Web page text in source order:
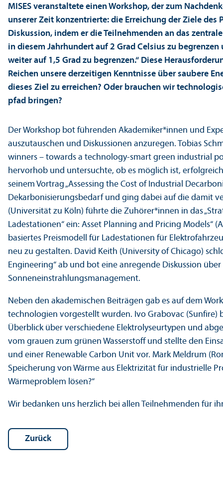
MISES veranstaltete einen Workshop, der zum
unserer Zeit konzentrierte: die Erreichung der Ziele
Diskussion, indem er die Teilnehmenden an das
in diesem Jahrhundert auf 2 Grad Celsius zu
weiter auf 1,5 Grad zu begrenzen.“ Diese
Reichen unsere derzeitigen Kenntnisse über saubere
dieses Ziel zu erreichen? Oder brauchen wir
pfad bringen?
Der Workshop bot führenden Akademiker*innen und
auszutauschen und Diskussionen anzuregen. Tobias
winners – towards a technology-smart green industrial
hervorhob und unter­suchte, ob es möglich ist,
seinem Vortrag „Assessing the Cost of Industrial
Dekarbonisierungs­bedarf und ging dabei auf die damit
(Universität zu Köln) führte die Zuhörer*innen in das
Ladestationen“ ein: Asset Planning and Pricing
basiertes Preis­modell für Ladestationen für
neu zu gestalten. David Keith (University of Chicago)
Engineering“ ab und bot eine anregende Diskussion
Sonneneinstrahlungs­management.
Neben den akademischen Beiträgen gab es auf dem
technologien vorgestellt wurden. Ivo Grabovac (Sunfire)
Über­blick über verschiedene Elektrolyseurtypen und
vom grauen zum grünen Wasserstoff und stellte den
und einer Renewable Carbon Unit vor. Mark Meldrum
Speicherung von Wärme aus Elektrizität für industrielle
Wärme­problem lösen?“
Wir bedanken uns herzlich bei allen Teilnehmenden für
Zurück